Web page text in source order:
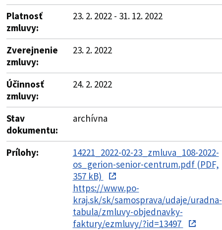
Platnosť
zmluvy:
23. 2. 2022 - 31. 12. 2022
Zverejnenie
zmluvy:
23. 2. 2022
Účinnosť
zmluvy:
24. 2. 2022
Stav
dokumentu:
archívna
Prílohy:
14221_2022-02-23_zmluva_108-2022-
os_gerion-senior-centrum.pdf (PDF,
357 kB)
https://www.po-
kraj.sk/sk/samosprava/udaje/uradna-
tabula/zmluvy-objednavky-
faktury/ezmluvy/?id=13497